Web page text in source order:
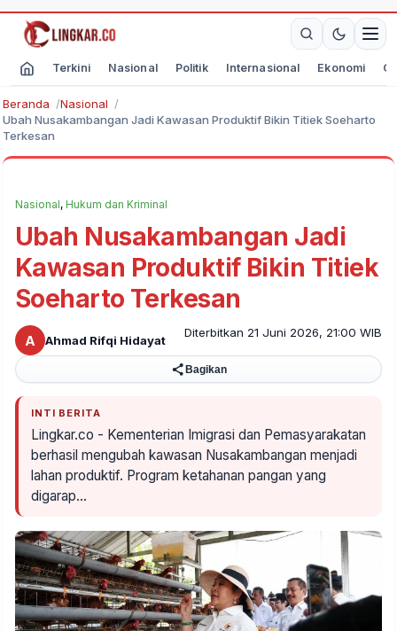
Terkini Nasional Politik Internasional Ekonomi
Beranda
Nasional
Ubah Nusakambangan Jadi Kawasan Produktif Bikin Titiek Soeharto
Terkesan
Nasional, Hukum dan Kriminal
Ubah Nusakambangan Jadi
Kawasan Produktif Bikin Titiek
Soeharto Terkesan
A Ahmad Rifqi Hidayat
Diterbitkan 21 Juni 2026, 21:00 WIB
Bagikan
INTI BERITA
Lingkar.co - Kementerian Imigrasi dan Pemasyarakatan
berhasil mengubah kawasan Nusakambangan menjadi
lahan produktif. Program ketahanan pangan yang
digarap…